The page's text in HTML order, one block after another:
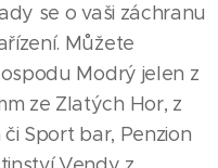
se o vaši záchranu
Můžete
Modrý jelen z
ze Zlatých Hor, z
Sport bar, Penzion